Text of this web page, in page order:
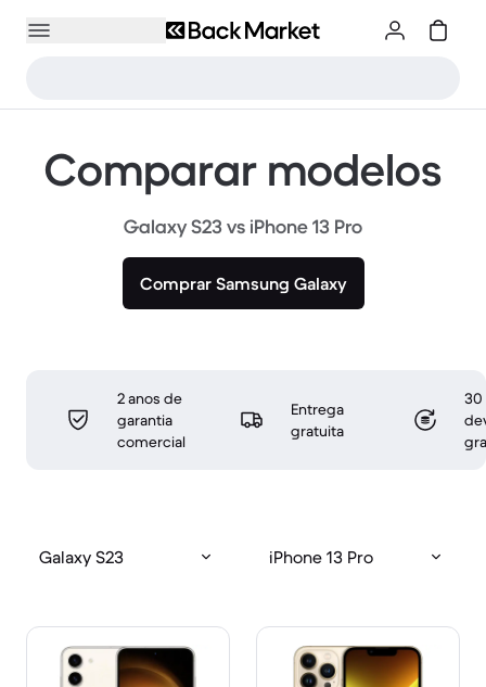
Comparar modelos
Galaxy S23 vs iPhone 13 Pro
Comprar Samsung Galaxy
2 anos de
garantia
comercial
Entrega
gratuita
30
Galaxy S23 iPhone 13 Pro